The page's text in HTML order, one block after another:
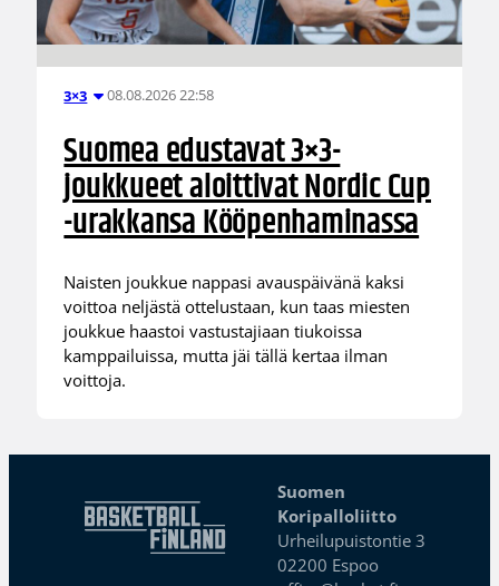
3×3 08.08.2026 22:58
Suomea edustavat 3×3-
joukkueet aloittivat Nordic Cup
-urakkansa Kööpenhaminassa
Naisten joukkue nappasi avauspäivänä kaksi
voittoa neljästä ottelustaan, kun taas miesten
joukkue haastoi vastustajiaan tiukoissa
kamppailuissa, mutta jäi tällä kertaa ilman
voittoja.
Suomen
Koripalloliitto
Urheilupuistontie 3
02200 Espoo